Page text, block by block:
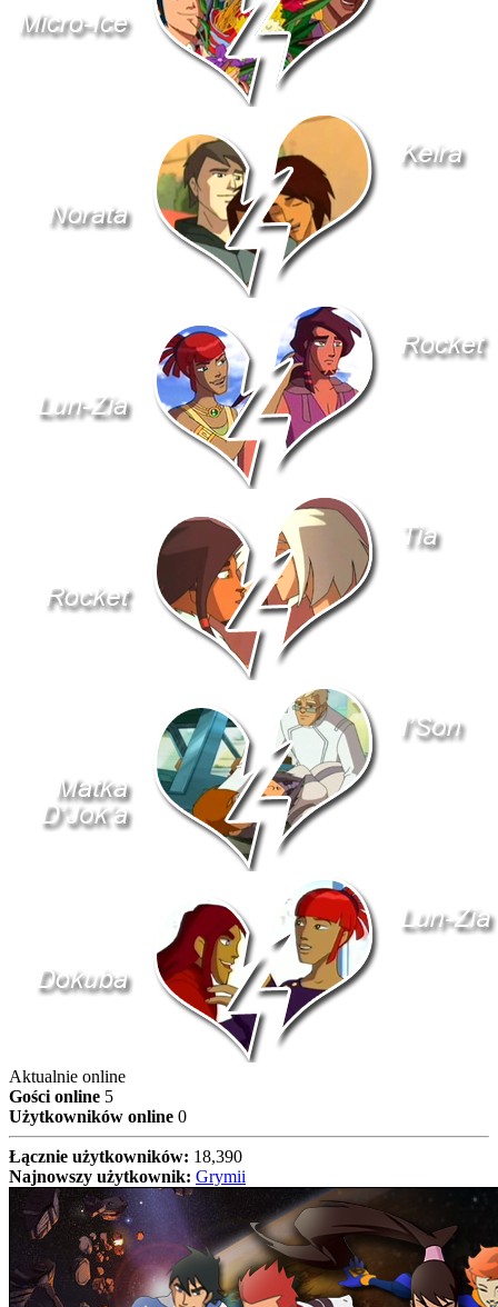
Aktualnie online
Gości online 5
Użytkowników online 0
Łącznie użytkowników: 18,390
Najnowszy użytkownik: Grymii